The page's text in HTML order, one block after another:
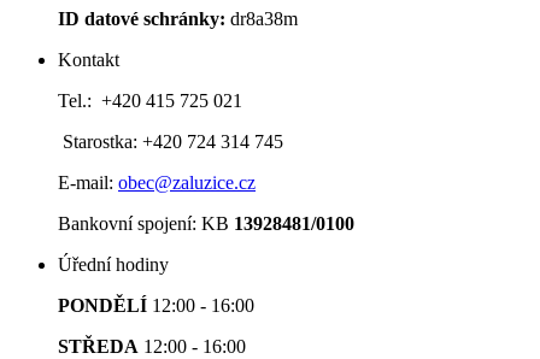
ID datové schránky: dr8a38m
Kontakt
Tel.: +420 415 725 021
Starostka: +420 724 314 745
E-mail: obec@zaluzice.cz
Bankovní spojení: KB 13928481/0100
Úřední hodiny
PONDĚLÍ 12:00 - 16:00
STŘEDA 12:00 - 16:00